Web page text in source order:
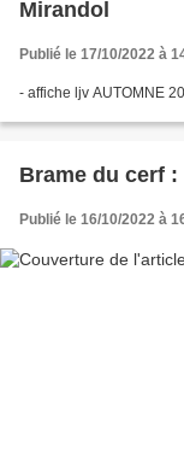
Mirandol
Publié le 17/10/2022 à
- affiche ljv AUTOMNE
Brame du cerf
Publié le 16/10/2022 à